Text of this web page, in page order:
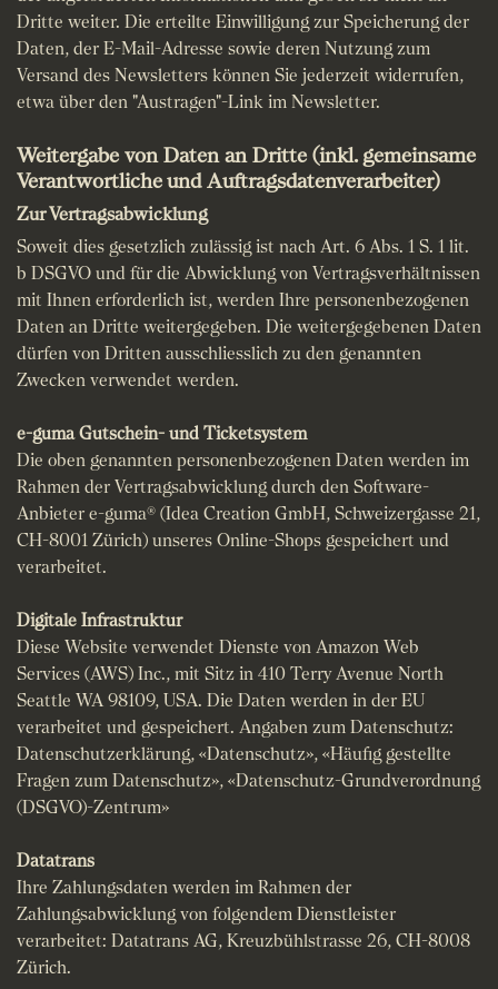
Dritte weiter. Die erteilte Einwilligung zur Speicherung der
Daten, der E-Mail-Adresse sowie deren Nutzung zum
Versand des Newsletters können Sie jederzeit widerrufen,
etwa über den "Austragen"-Link im Newsletter.
Weitergabe von Daten an Dritte (inkl. gemeinsame
Verantwortliche und Auftragsdatenverarbeiter)
Zur Vertragsabwicklung
Soweit dies gesetzlich zulässig ist nach Art. 6 Abs. 1 S. 1 lit.
b DSGVO und für die Abwicklung von Vertragsverhältnissen
mit Ihnen erforderlich ist, werden Ihre personenbezogenen
Daten an Dritte weitergegeben. Die weitergegebenen Daten
dürfen von Dritten ausschliesslich zu den genannten
Zwecken verwendet werden.
e-guma Gutschein- und Ticketsystem
Die oben genannten personenbezogenen Daten werden im
Rahmen der Vertragsabwicklung durch den Software-
Anbieter e-guma® (Idea Creation GmbH, Schweizergasse 21,
CH-8001 Zürich) unseres Online-Shops gespeichert und
verarbeitet.
Digitale Infrastruktur
Diese Website verwendet Dienste von Amazon Web
Services (AWS) Inc., mit Sitz in 410 Terry Avenue North
Seattle WA 98109, USA. Die Daten werden in der EU
verarbeitet und gespeichert. Angaben zum Datenschutz:
Datenschutzerklärung, «Datenschutz», «Häufig gestellte
Fragen zum Datenschutz», «Datenschutz-Grundverordnung
(DSGVO)-Zentrum»
Datatrans
Ihre Zahlungsdaten werden im Rahmen der
Zahlungsabwicklung von folgendem Dienstleister
verarbeitet: Datatrans AG, Kreuzbühlstrasse 26, CH-8008
Zürich.